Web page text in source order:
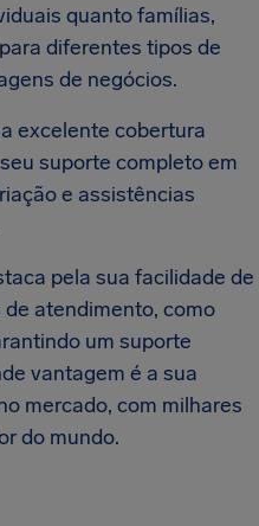
quanto famílias,
diferentes tipos de
de negócios.
excelente cobertura
suporte completo em
e assistências
pela sua facilidade de
atendimento, como
um suporte
vantagem é a sua
mercado, com milhares
do mundo.